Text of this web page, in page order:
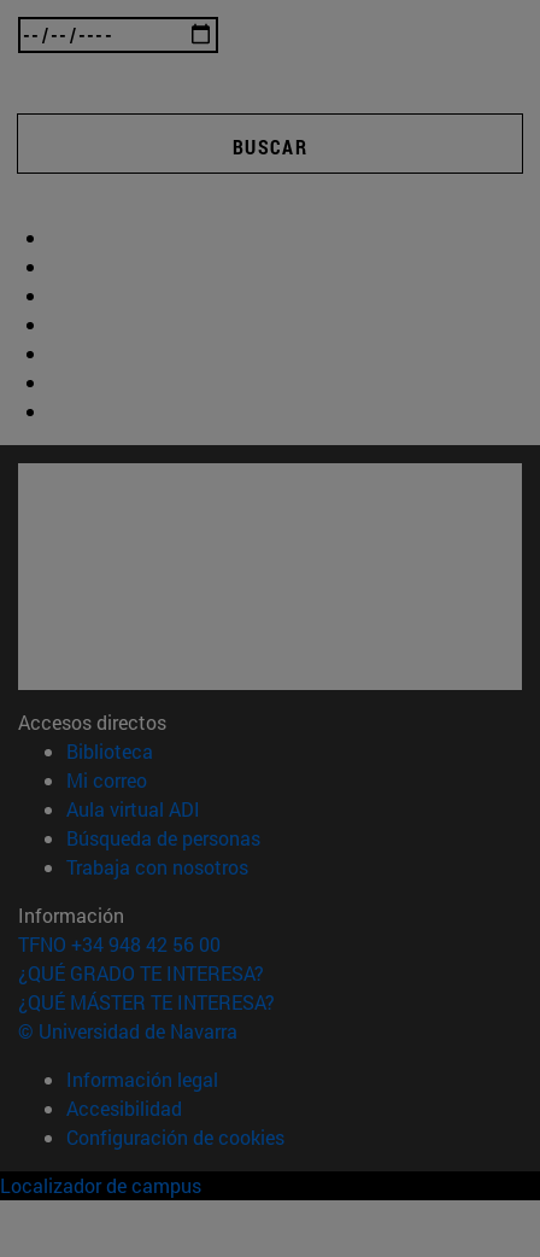
BUSCAR
Accesos directos
Biblioteca
Mi correo(abre en nueva ventana)
Aula virtual ADI
Búsqueda de personas(abre en nueva ventana)
Trabaja con nosotros(abre en nueva ventana)
Información
TFNO +34 948 42 56 00
¿QUÉ GRADO TE INTERESA?
¿QUÉ MÁSTER TE INTERESA?
© Universidad de Navarra
Información legal
Accesibilidad
Configuración de cookies
Localizador de campus